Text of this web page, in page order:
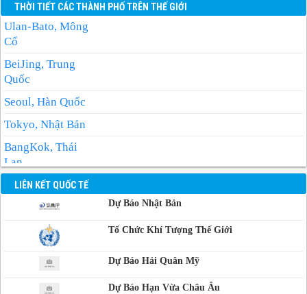
THỜI TIẾT CÁC THÀNH PHỐ TRÊN THẾ GIỚI
Ulan-Bato, Mông
Cổ
BeiJing, Trung
Quốc
Seoul, Hàn Quốc
Tokyo, Nhật Bản
BangKok, Thái
Lan
Manila, Philippin
Phnom-Penh,
Campuchia
LIÊN KẾT QUỐC TẾ
Dự Báo Nhật Bản
Tổ Chức Khí Tượng Thế Giới
Dự Báo Hải Quân Mỹ
Dự Báo Hạn Vừa Châu Âu